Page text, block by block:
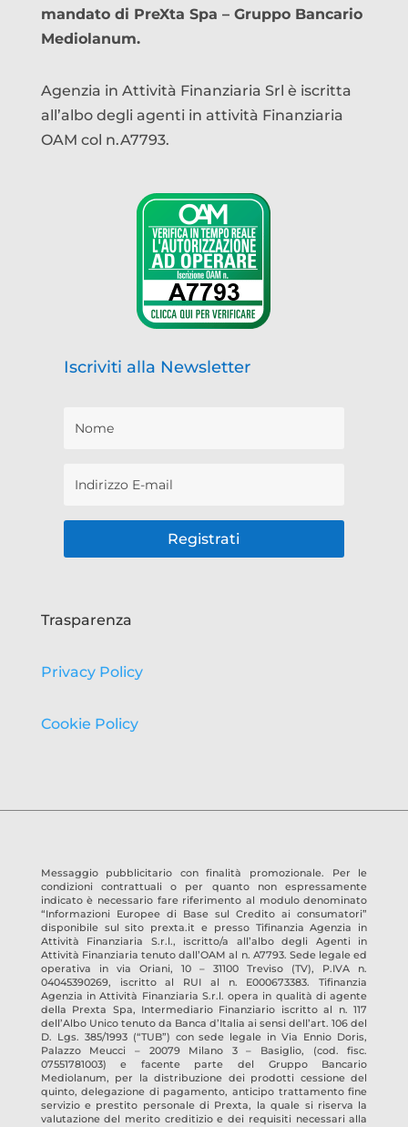
mandato di PreXta Spa – Gruppo Bancario
Mediolanum.
Agenzia in Attività Finanziaria Srl è iscritta
all’albo degli agenti in attività Finanziaria
OAM col n.A7793.
Iscriviti alla Newsletter
Registrati
Trasparenza
Privacy Policy
Cookie Policy
Messaggio pubblicitario con finalità promozionale. Per le
condizioni contrattuali o per quanto non espressamente
indicato è necessario fare riferimento al modulo denominato
“Informazioni Europee di Base sul Credito ai consumatori”
disponibile sul sito prexta.it e presso Tifinanzia Agenzia in
Attività Finanziaria S.r.l., iscritto/a all’albo degli Agenti in
Attività Finanziaria tenuto dall’OAM al n. A7793. Sede legale ed
operativa in via Oriani, 10 – 31100 Treviso (TV), P.IVA n.
04045390269, iscritto al RUI al n. E000673383.Tifinanzia
Agenzia in Attività Finanziaria S.r.l. opera in qualità di agente
della Prexta Spa, Intermediario Finanziario iscritto al n. 117
dell’Albo Unico tenuto da Banca d’Italia ai sensi dell’art. 106 del
D. Lgs. 385/1993 (“TUB”) con sede legale in Via Ennio Doris,
Palazzo Meucci – 20079 Milano 3 – Basiglio, (cod. fisc.
07551781003) e facente parte del Gruppo Bancario
Mediolanum, per la distribuzione dei prodotti cessione del
quinto, delegazione di pagamento, anticipo trattamento fine
servizio e prestito personale di Prexta, la quale si riserva la
valutazione del merito creditizio e dei requisiti necessari alla